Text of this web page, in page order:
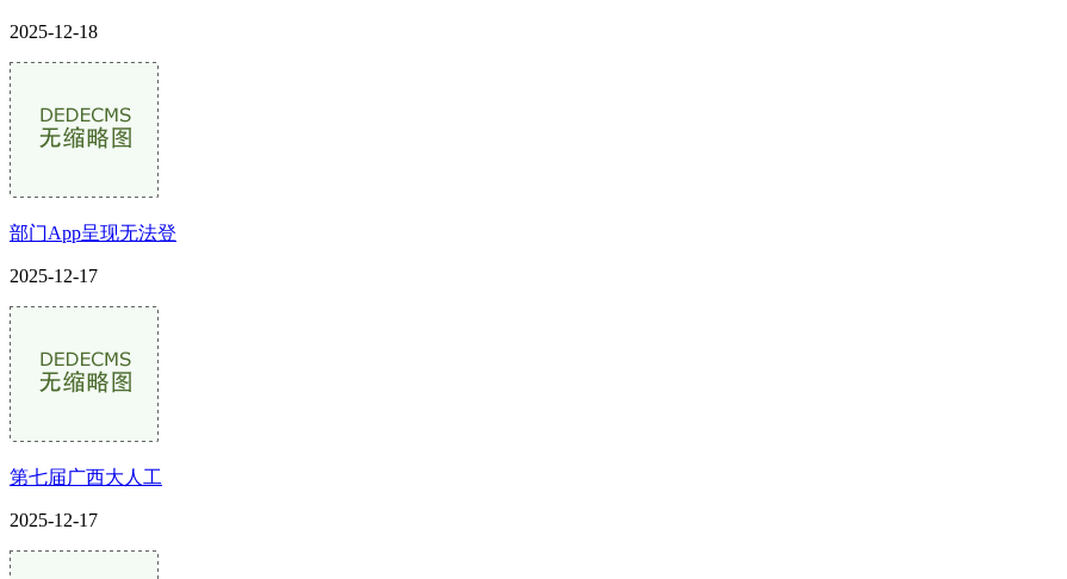
2025-12-18
部门App呈现无法登
2025-12-17
第七届广西大人工
2025-12-17